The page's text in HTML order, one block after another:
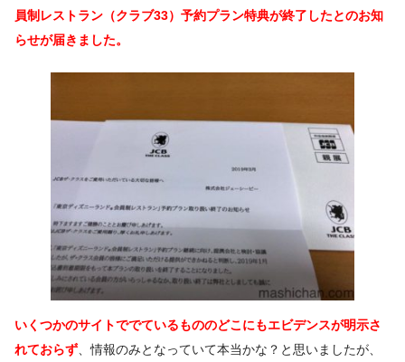
員制レストラン（クラブ33）予約プラン特典が終了したとのお知
らせが届きました。
いくつかのサイトででているもののどこにもエビデンスが明示さ
れておらず、情報のみとなっていて本当かな？と思いましたが、